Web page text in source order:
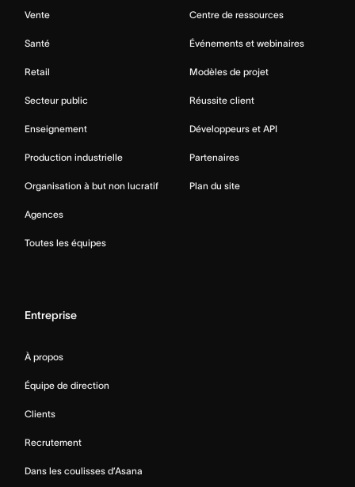
Vente
Santé
Retail
Secteur public
Enseignement
Production industrielle
Organisation à but non lucratif
Agences
Toutes les équipes
Centre de ressources
Événements et webinaires
Modèles de projet
Réussite client
Développeurs et API
Partenaires
Plan du site
Entreprise
À propos
Équipe de direction
Clients
Recrutement
Dans les coulisses d’Asana